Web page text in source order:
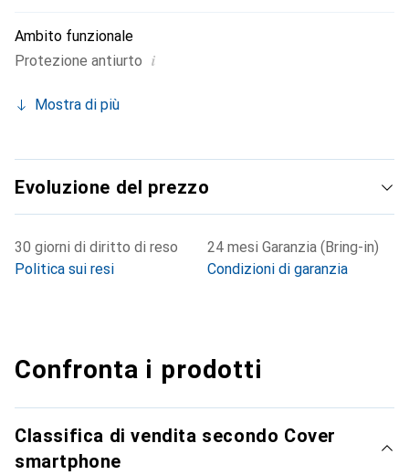
Ambito funzionale
Protezione antiurto i
Mostra di più
Evoluzione del prezzo
30 giorni di diritto di reso
Politica sui resi
24 mesi Garanzia (Bring-in)
Condizioni di garanzia
Confronta i prodotti
Classifica di vendita secondo Cover
smartphone